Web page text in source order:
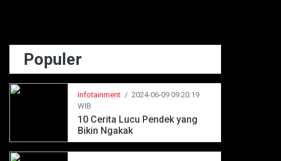
Populer
Infotainment / 2024-06-09 09:20:19
WIB
10 Cerita Lucu Pendek yang
Bikin Ngakak